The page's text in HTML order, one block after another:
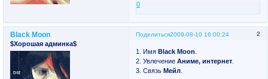
0
Поделиться 2
2009-08-10 16:00:24
Black Moon
$Хорошая админка$
1. Имя Black Moon.
2. УвлечениеАниме, интернет.
3. Связь Мейл.